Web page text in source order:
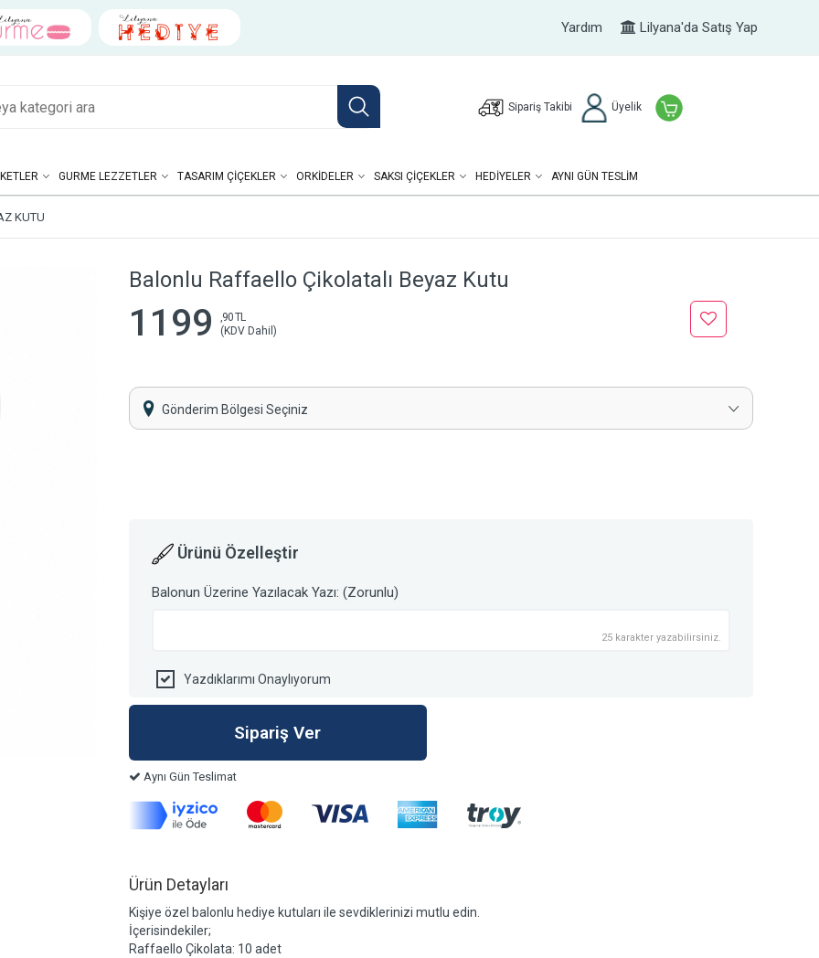
Yardım Lilyana'da Satış Yap
Sipariş Takibi Üyelik
GURME LEZZETLER TASARIM ÇIÇEKLER ORKIDELER SAKSI ÇIÇEKLER HEDIYELER AYNI GÜN TESLİM
KUTU
Balonlu Raffaello Çikolatalı Beyaz Kutu
1199
,90 TL
(KDV Dahil)
Gönderim Bölgesi Seçiniz
Ürünü Özelleştir
Balonun Üzerine Yazılacak Yazı: (Zorunlu)
25 karakter yazabilirsiniz.
Yazdıklarımı Onaylıyorum
Aynı Gün Teslimat
Ürün Detayları
Kişiye özel balonlu hediye kutuları ile sevdiklerinizi mutlu edin.
İçerisindekiler;
Raffaello Çikolata: 10 adet